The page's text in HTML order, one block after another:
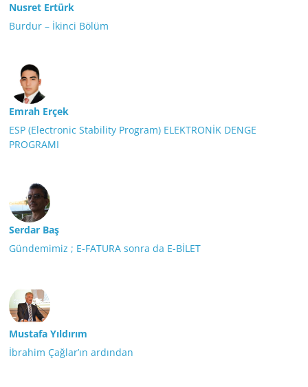
Nusret Ertürk
Burdur – İkinci Bölüm
Emrah Erçek
ESP (Electronic Stability Program) ELEKTRONİK DENGE
PROGRAMI
Serdar Baş
Gündemimiz ; E-FATURA sonra da E-BİLET
Mustafa Yıldırım
İbrahim Çağlar’ın ardından